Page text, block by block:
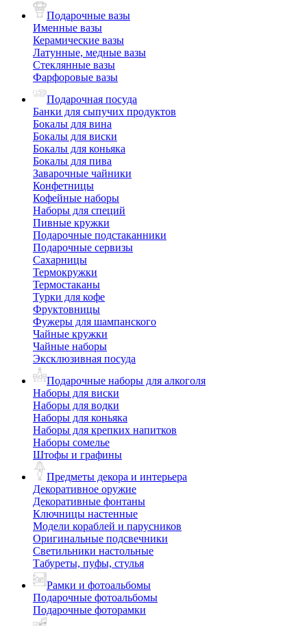
Подарочные вазы
Именные вазы
Керамические вазы
Латунные, медные вазы
Стеклянные вазы
Фарфоровые вазы
Подарочная посуда
Банки для сыпучих продуктов
Бокалы для вина
Бокалы для виски
Бокалы для коньяка
Бокалы для пива
Заварочные чайники
Конфетницы
Кофейные наборы
Наборы для специй
Пивные кружки
Подарочные подстаканники
Подарочные сервизы
Сахарницы
Термокружки
Термостаканы
Турки для кофе
Фруктовницы
Фужеры для шампанского
Чайные кружки
Чайные наборы
Эксклюзивная посуда
Подарочные наборы для алкоголя
Наборы для виски
Наборы для водки
Наборы для коньяка
Наборы для крепких напитков
Наборы сомелье
Штофы и графины
Предметы декора и интерьера
Декоративное оружие
Декоративные фонтаны
Ключницы настенные
Модели кораблей и парусников
Оригинальные подсвечники
Светильники настольные
Табуреты, пуфы, стулья
Рамки и фотоальбомы
Подарочные фотоальбомы
Подарочные фоторамки